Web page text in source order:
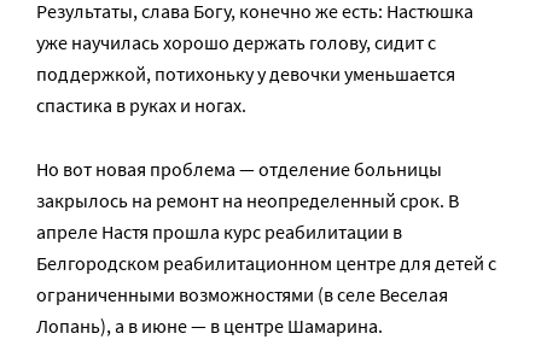
Результаты, слава Богу, конечно же есть: Настюшка
уже научилась хорошо держать голову, сидит с
поддержкой, потихоньку у девочки уменьшается
спастика в руках и ногах.
Но вот новая проблема — отделение больницы
закрылось на ремонт на неопределенный срок. В
апреле Настя прошла курс реабилитации в
Белгородском реабилитационном центре для детей с
ограниченными возможностями (в селе Веселая
Лопань), а в июне — в центре Шамарина.